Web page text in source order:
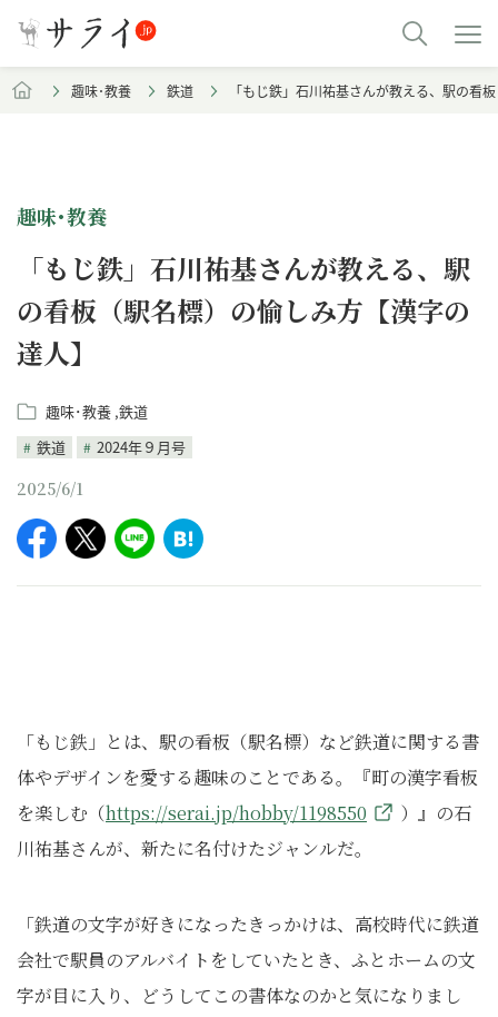
趣味･教養 鉄道 「もじ鉄」石川祐基さんが教える、駅の看
趣味･教養
「もじ鉄」石川祐基さんが教える、駅
の看板（駅名標）の愉しみ方【漢字の
達人】
趣味･教養 鉄道
鉄道
2024年９月号
2025/6/1
「もじ鉄」とは、駅の看板（駅名標）など鉄道に関する書
体やデザインを愛する趣味のことである。『町の漢字看板
を楽しむ（https://serai.jp/hobby/1198550
）』の石
川祐基さんが、新たに名付けたジャンルだ。
「鉄道の文字が好きになったきっかけは、高校時代に鉄道
会社で駅員のアルバイトをしていたとき、ふとホームの文
字が目に入り、どうしてこの書体なのかと気になりまし